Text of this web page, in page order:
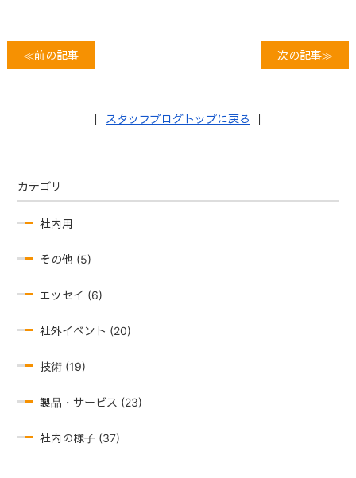
≪前の記事 次の記事≫
｜ スタッフブログトップに戻る ｜
カテゴリ
社内用
その他 (5)
エッセイ (6)
社外イベント (20)
技術 (19)
製品・サービス (23)
社内の様子 (37)